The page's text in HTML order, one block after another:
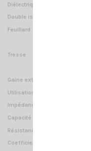
Diélectrique
Double isolation
Feuillard cuivre+
Tresse cuivre 112
Gaine extérieure Chlorure
Utilisation de -30 à + 70° C
Impédance : 50 Ω ± 3 Ω
Capacité : 80 pF/m
Résistance (âme centrale)
Coefficient de vélocité